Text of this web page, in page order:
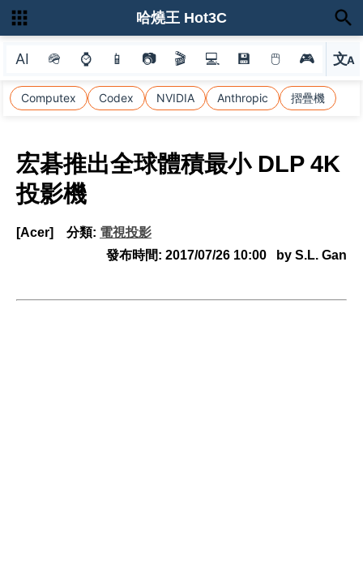
AI 🪖 ⌚ 📱 📷 🎬 💻 💾 🖱 🎮 文A
選
Computex Codex NVIDIA Anthropic 摺疊機
哈燒王 Hot3C
宏碁推出全球體積最小 DLP 4K
投影機
[Acer] 分類: 電視投影
發布時間: 2017/07/26 10:00 by S.L. Gan